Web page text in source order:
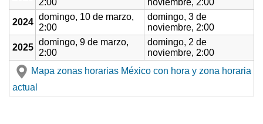
2024
domingo, 10 de marzo,
2:00
domingo, 3 de
noviembre, 2:00
2025
domingo, 9 de marzo,
2:00
domingo, 2 de
noviembre, 2:00
Mapa zonas horarias México con hora y zona horaria
actual